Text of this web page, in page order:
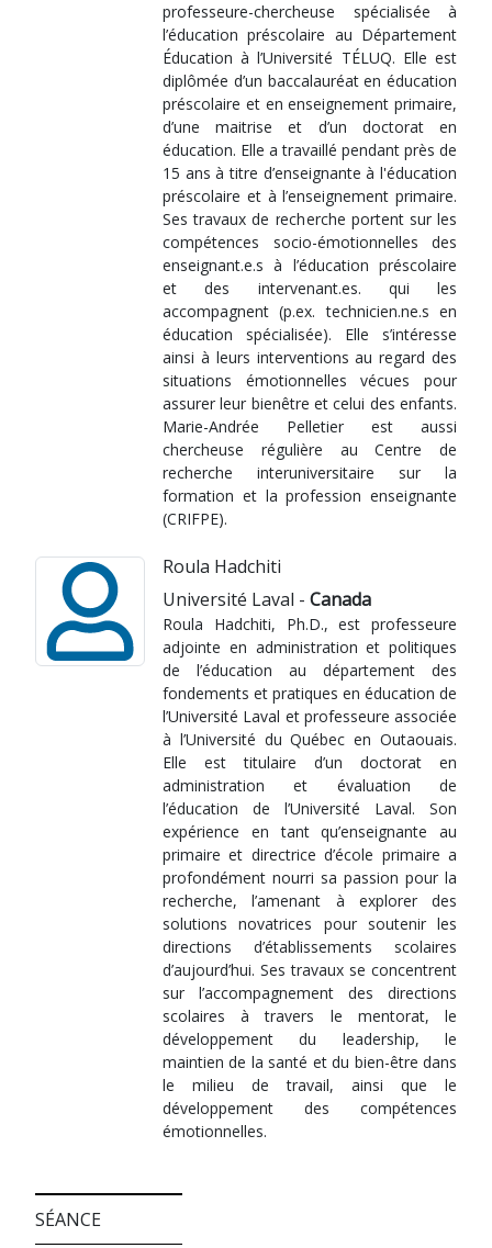
professeure-chercheuse spécialisée à
l’éducation préscolaire au Département
Éducation à l’Université TÉLUQ. Elle est
diplômée d’un baccalauréat en éducation
préscolaire et en enseignement primaire,
d’une maitrise et d’un doctorat en
éducation. Elle a travaillé pendant près de
15 ans à titre d’enseignante à l'éducation
préscolaire et à l’enseignement primaire.
Ses travaux de recherche portent sur les
compétences socio-émotionnelles des
enseignant.e.s à l’éducation préscolaire
et des intervenant.es. qui les
accompagnent (p.ex. technicien.ne.s en
éducation spécialisée). Elle s’intéresse
ainsi à leurs interventions au regard des
situations émotionnelles vécues pour
assurer leur bienêtre et celui des enfants.
Marie-Andrée Pelletier est aussi
chercheuse régulière au Centre de
recherche interuniversitaire sur la
formation et la profession enseignante
(CRIFPE).
Roula Hadchiti
Université Laval - Canada
Roula Hadchiti, Ph.D., est professeure
adjointe en administration et politiques
de l’éducation au département des
fondements et pratiques en éducation de
l’Université Laval et professeure associée
à l’Université du Québec en Outaouais.
Elle est titulaire d’un doctorat en
administration et évaluation de
l’éducation de l’Université Laval. Son
expérience en tant qu’enseignante au
primaire et directrice d’école primaire a
profondément nourri sa passion pour la
recherche, l’amenant à explorer des
solutions novatrices pour soutenir les
directions d’établissements scolaires
d’aujourd’hui. Ses travaux se concentrent
sur l’accompagnement des directions
scolaires à travers le mentorat, le
développement du leadership, le
maintien de la santé et du bien-être dans
le milieu de travail, ainsi que le
développement des compétences
émotionnelles.
SÉANCE